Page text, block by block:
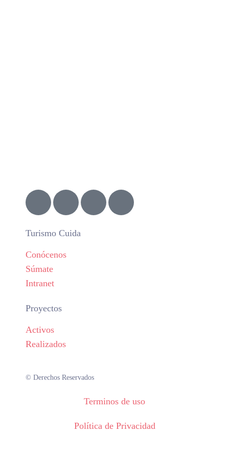
Turismo Cuida
Conócenos
Súmate
Intranet
Proyectos
Activos
Realizados
© Derechos Reservados
Terminos de uso
Política de Privacidad